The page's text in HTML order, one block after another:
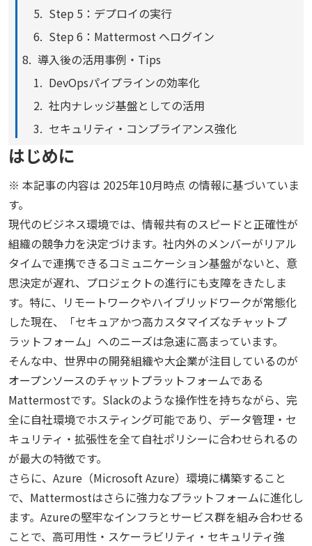
Step 5：デプロイの実行
Step 6：Mattermost へログイン
導入後の活用事例・Tips
DevOpsパイプラインの効率化
社内ナレッジ基盤としての活用
セキュリティ・コンプライアンス強化
はじめに
※ 本記事の内容は 2025年10月時点 の情報に基づいていま
す。
現代のビジネス環境では、情報共有のスピードと正確性が
組織の競争力を決定づけます。社内外のメンバーがリアル
タイムで連携できるコミュニケーション基盤がないと、意
思決定が遅れ、プロジェクトの進行にも支障をきたしま
す。特に、リモートワークやハイブリッドワークが常態化
した現在、「セキュアかつ高カスタマイズなチャットプ
ラットフォーム」へのニーズは急速に高まっています。
そんな中、世界中の開発組織や大企業が注目しているのが
オープンソースのチャットプラットフォームである
Mattermostです。Slackのような操作性を持ちながら、完
全に自社環境でホスティング可能であり、データ管理・セ
キュリティ・拡張性を全て自社ポリシーに合わせられるの
が最大の特徴です。
さらに、Azure（Microsoft Azure）環境に構築すること
で、Mattermostはさらに強力なプラットフォームに進化し
ます。Azureの堅牢なインフラとサービス群を組み合わせる
ことで、高可用性・スケーラビリティ・セキュリティ強